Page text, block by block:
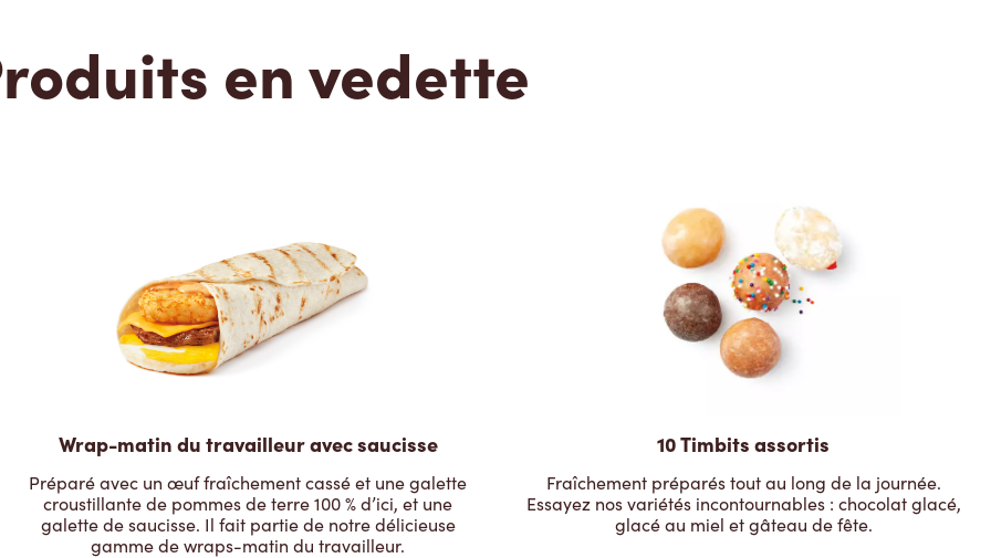
en vedette
Wrap-matin du travailleur avec saucisse
Préparé avec un œuf fraîchement cassé et une galette
croustillante de pommes de terre 100 % d’ici, et une
galette de saucisse. Il fait partie de notre délicieuse
gamme de wraps-matin du travailleur.
10 Timbits assortis
Fraîchement préparés tout au long de la journée.
Essayez nos variétés incontournables : chocolat glacé,
glacé au miel et gâteau de fête.